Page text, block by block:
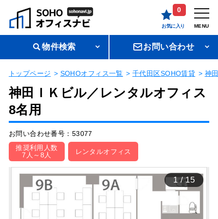
0
お気に入り MENU
物件検索 お問い合わせ
トップページ SOHOオフィス一覧 千代田区SOHO賃貸 神
神田ＩＫビル／レンタルオフィス
8名用
お問い合わせ番号：53077
推奨利用人数
7人～8人
レンタルオフィス
1/15